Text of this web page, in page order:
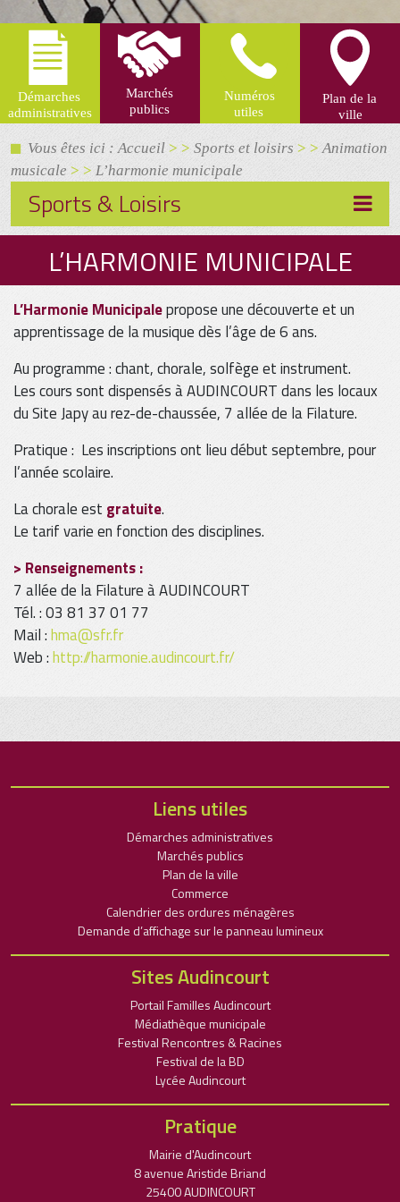
Vous êtes ici : Accueil > > Sports et loisirs > >Animation
musicale > > L’harmonie municipale
Sports & Loisirs
L’HARMONIE MUNICIPALE
L’Harmonie Municipalepropose une découverte et un
apprentissage de la musique dès l’âge de 6 ans.
Au programme : chant, chorale, solfège et instrument.
Les cours sont dispensés à AUDINCOURT dans les locaux
du Site Japy au rez-de-chaussée, 7 allée de la Filature.
Pratique : Les inscriptions ont lieu début septembre, pour
l’année scolaire.
La chorale est gratuite.
Le tarif varie en fonction des disciplines.
> Renseignements :
7 allée de la Filature à AUDINCOURT
Tél. : 03 81 37 01 77
Mail :hma@sfr.fr
Web :http://harmonie.audincourt.fr/
Liens utiles
Démarches administratives
Marchés publics
Plan de la ville
Commerce
Calendrier des ordures ménagères
Demande d’affichage sur le panneau lumineux
Sites Audincourt
Portail Familles Audincourt
Médiathèque municipale
Festival Rencontres & Racines
Festival de la BD
Lycée Audincourt
Pratique
Mairie d'Audincourt
8 avenue Aristide Briand
25400 AUDINCOURT